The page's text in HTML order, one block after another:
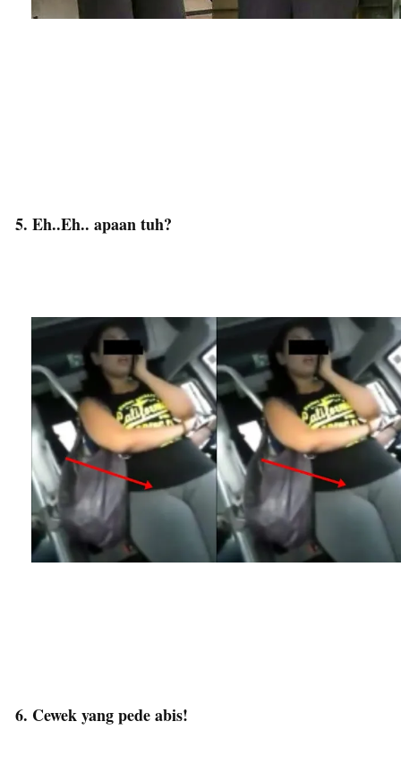
5. Eh..Eh.. apaan tuh?
6. Cewek yang pede abis!